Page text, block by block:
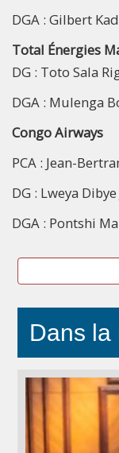
DGA : Gilbert
Total Énergies
DG : Toto Sala
DGA : Mulenga
Congo Airways
PCA : Jean-
DG : Lweya Dibye
DGA : Pontshi
Dans la